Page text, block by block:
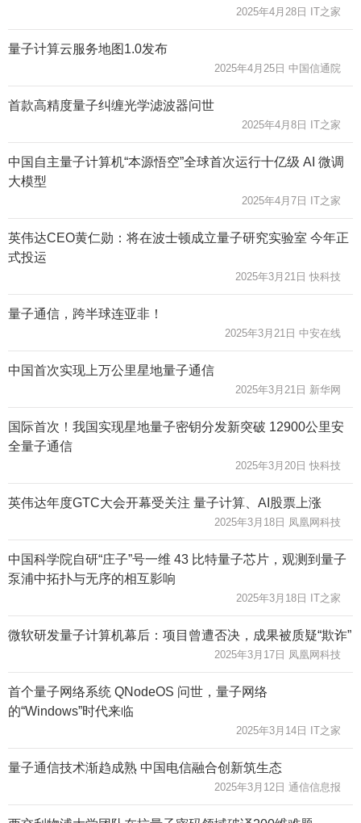
2025年4月28日 IT之家
量子计算云服务地图1.0发布
2025年4月25日 中国信通院
首款高精度量子纠缠光学滤波器问世
2025年4月8日 IT之家
中国自主量子计算机“本源悟空”全球首次运行十亿级 AI 微调
大模型
2025年4月7日 IT之家
英伟达CEO黄仁勋：将在波士顿成立量子研究实验室 今年正
式投运
2025年3月21日 快科技
量子通信，跨半球连亚非！
2025年3月21日 中安在线
中国首次实现上万公里星地量子通信
2025年3月21日 新华网
国际首次！我国实现星地量子密钥分发新突破 12900公里安
全量子通信
2025年3月20日 快科技
英伟达年度GTC大会开幕受关注 量子计算、AI股票上涨
2025年3月18日 凤凰网科技
中国科学院自研“庄子”号一维 43 比特量子芯片，观测到量子
泵浦中拓扑与无序的相互影响
2025年3月18日 IT之家
微软研发量子计算机幕后：项目曾遭否决，成果被质疑“欺诈”
2025年3月17日 凤凰网科技
首个量子网络系统 QNodeOS 问世，量子网络
的“Windows”时代来临
2025年3月14日 IT之家
量子通信技术渐趋成熟 中国电信融合创新筑生态
2025年3月12日 通信信息报